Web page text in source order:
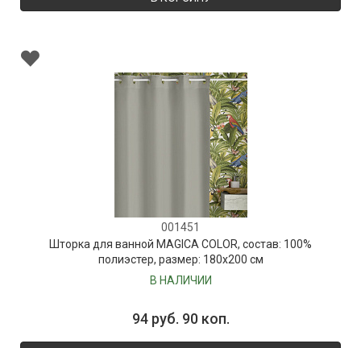
001451
Шторка для ванной MAGICA COLOR, состав: 100%
полиэстер, размер: 180х200 см
В НАЛИЧИИ
94 руб. 90 коп.